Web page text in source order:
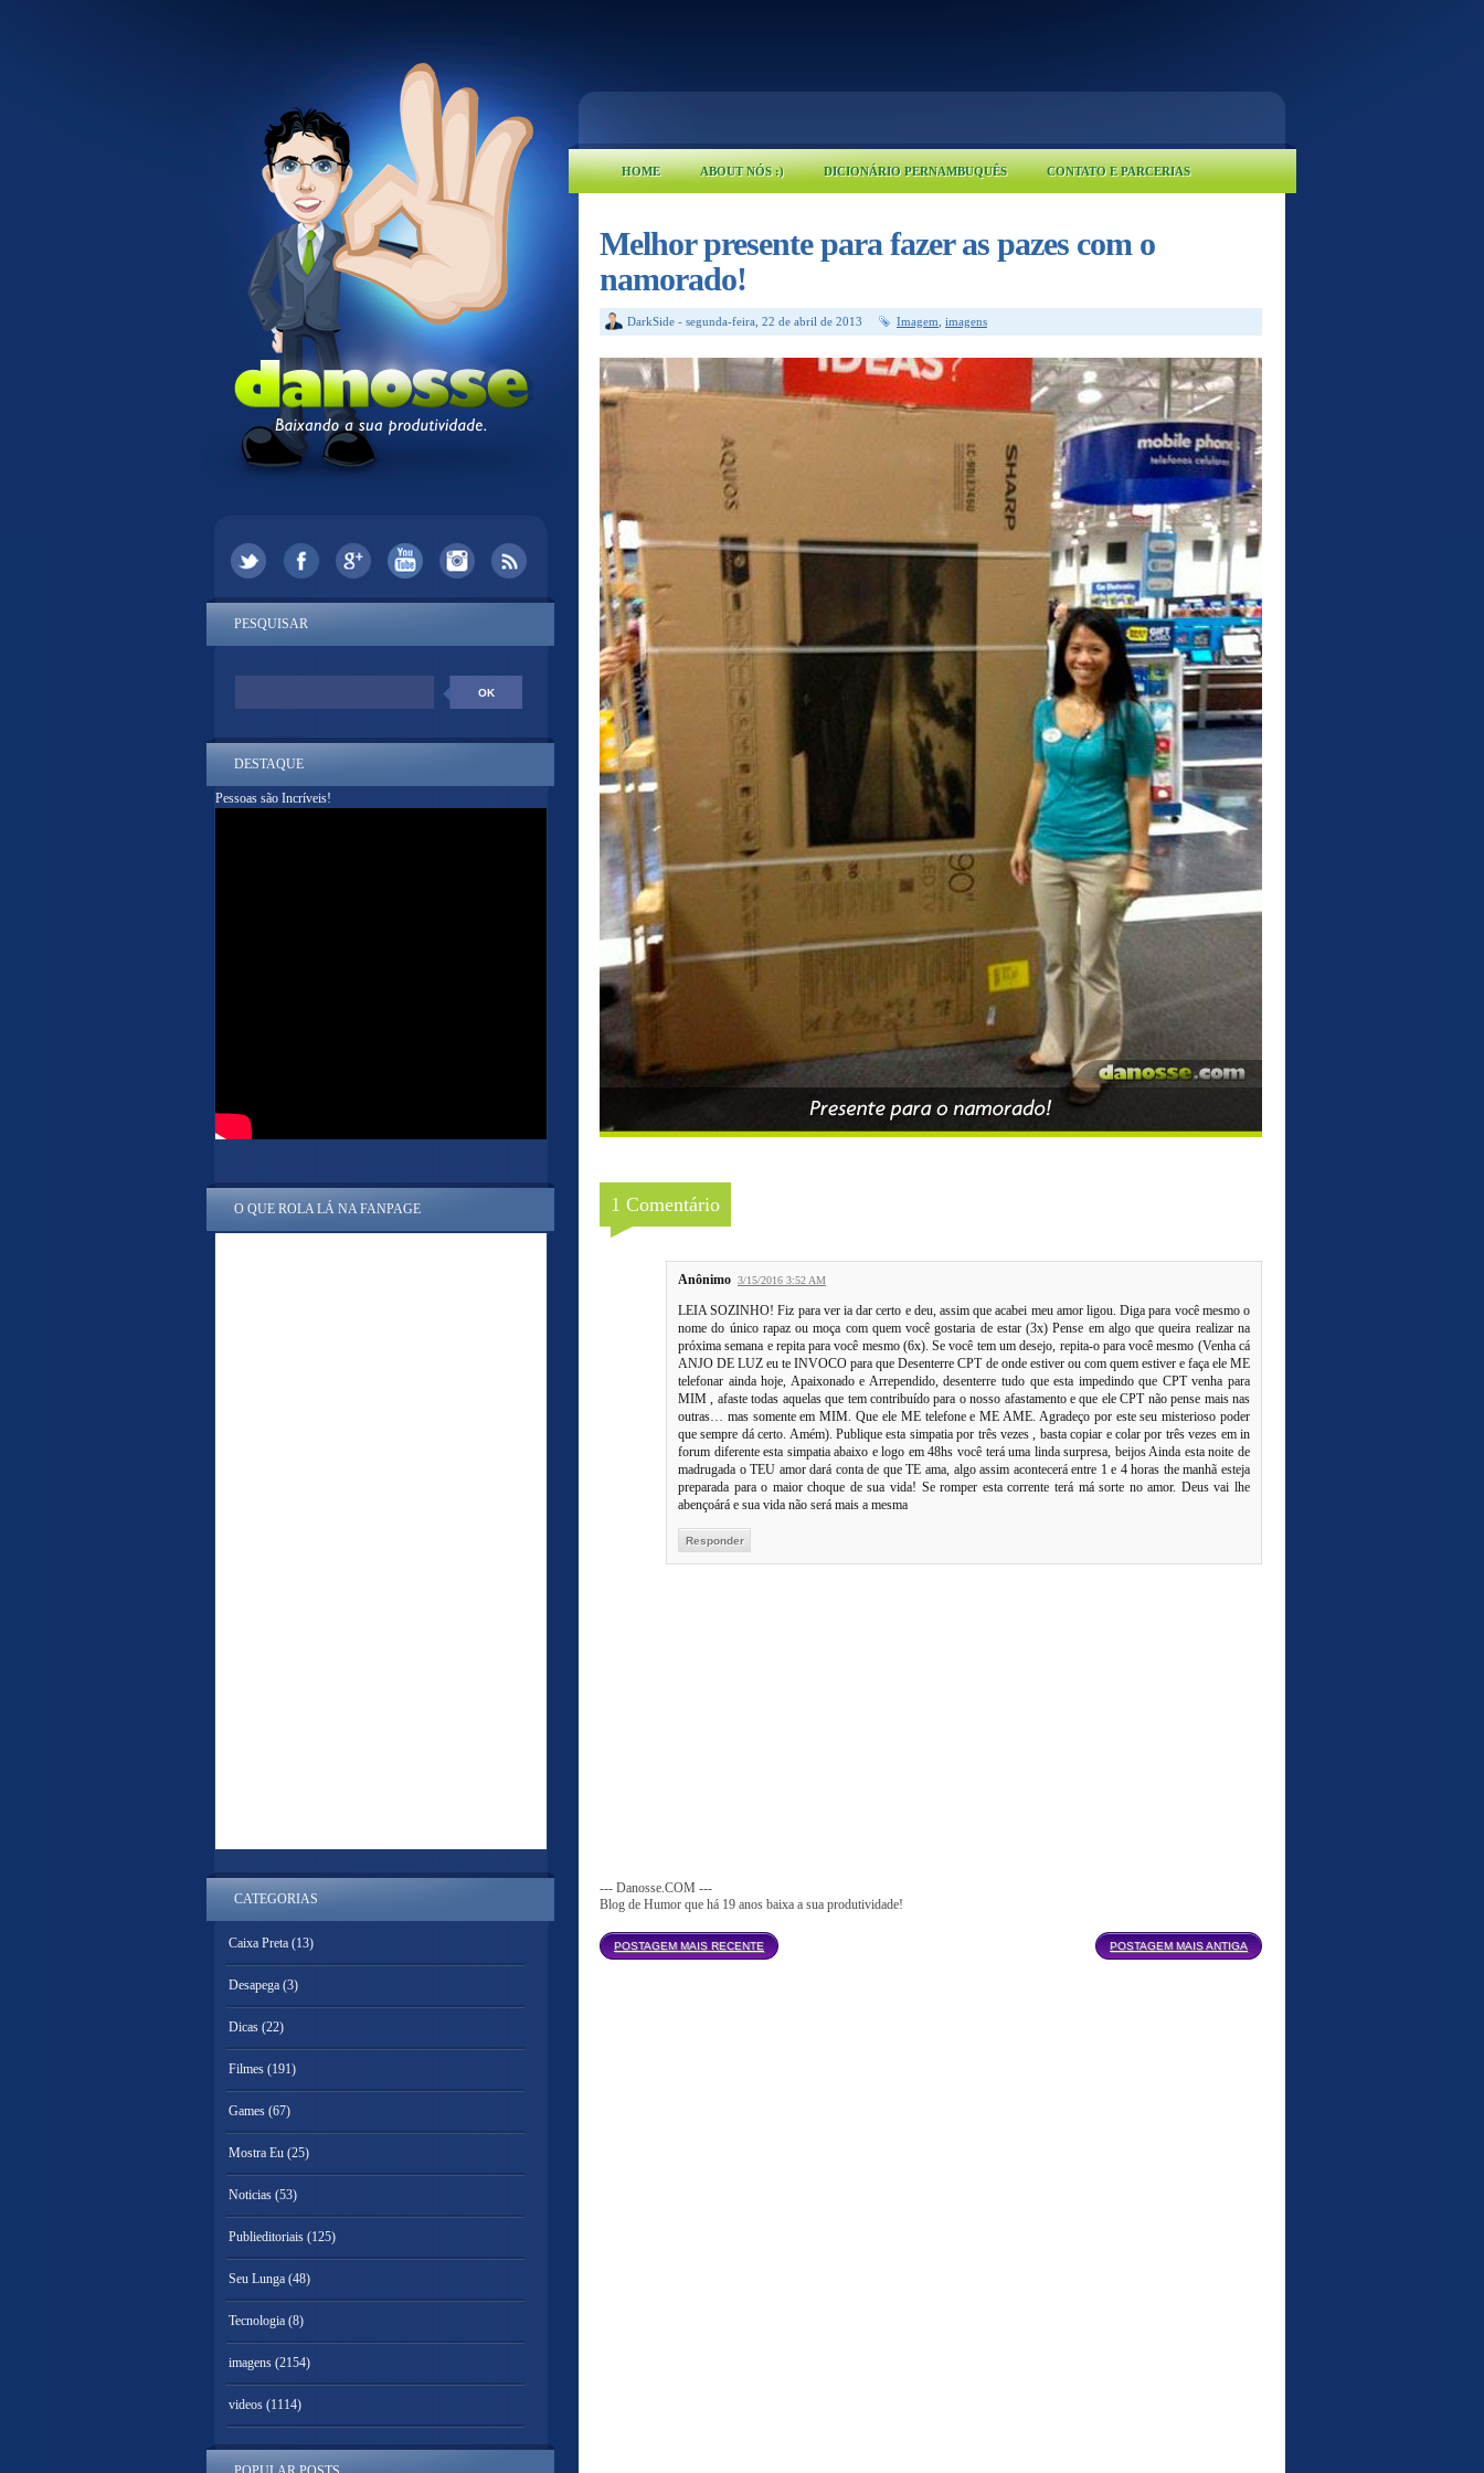
HOME ABOUT NÓS :) DICIONÁRIO PERNAMBUQUÊS CONTATO E PARCERIAS
Melhor presente para fazer as pazes com o
namorado!
DarkSide - segunda-feira, 22 de abril de 2013 Imagem imagens
1 Comentário
Anônimo 3/15/2016 3:52 AM
LEIA SOZINHO! Fiz para ver ia dar certo e deu, assim que acabei meu amor ligou. Diga para você mesmo o
nome do único rapaz ou moça com quem você gostaria de estar (3x) Pense em algo que queira realizar na
próxima semana e repita para você mesmo (6x). Se você tem um desejo, repita-o para você mesmo (Venha cá
ANJO DE LUZ eu te INVOCO para que Desenterre CPT de onde estiver ou com quem estiver e faça ele ME
telefonar ainda hoje, Apaixonado e Arrependido, desenterre tudo que esta impedindo que CPT venha para
MIM , afaste todas aquelas que tem contribuído para o nosso afastamento e que ele CPT não pense mais nas
outras… mas somente em MIM. Que ele ME telefone e ME AME. Agradeço por este seu misterioso poder
que sempre dá certo. Amém). Publique esta simpatia por três vezes , basta copiar e colar por três vezes em in
forum diferente esta simpatia abaixo e logo em 48hs você terá uma linda surpresa, beijos Ainda esta noite de
madrugada o TEU amor dará conta de que TE ama, algo assim acontecerá entre 1 e 4 horas the manhã esteja
preparada para o maior choque de sua vida! Se romper esta corrente terá má sorte no amor. Deus vai lhe
abençoárá e sua vida não será mais a mesma
Responder
--- Danosse.COM ---
Blog de Humor que há 19 anos baixa a sua produtividade!
POSTAGEM MAIS RECENTE POSTAGEM MAIS ANTIGA
PESQUISAR
DESTAQUE
Pessoas são Incríveis!
O QUE ROLA LÁ NA FANPAGE
CATEGORIAS
Caixa Preta (13)
Desapega (3)
Dicas (22)
Filmes (191)
Games (67)
Mostra Eu (25)
Noticias (53)
Publieditoriais (125)
Seu Lunga (48)
Tecnologia (8)
imagens (2154)
videos (1114)